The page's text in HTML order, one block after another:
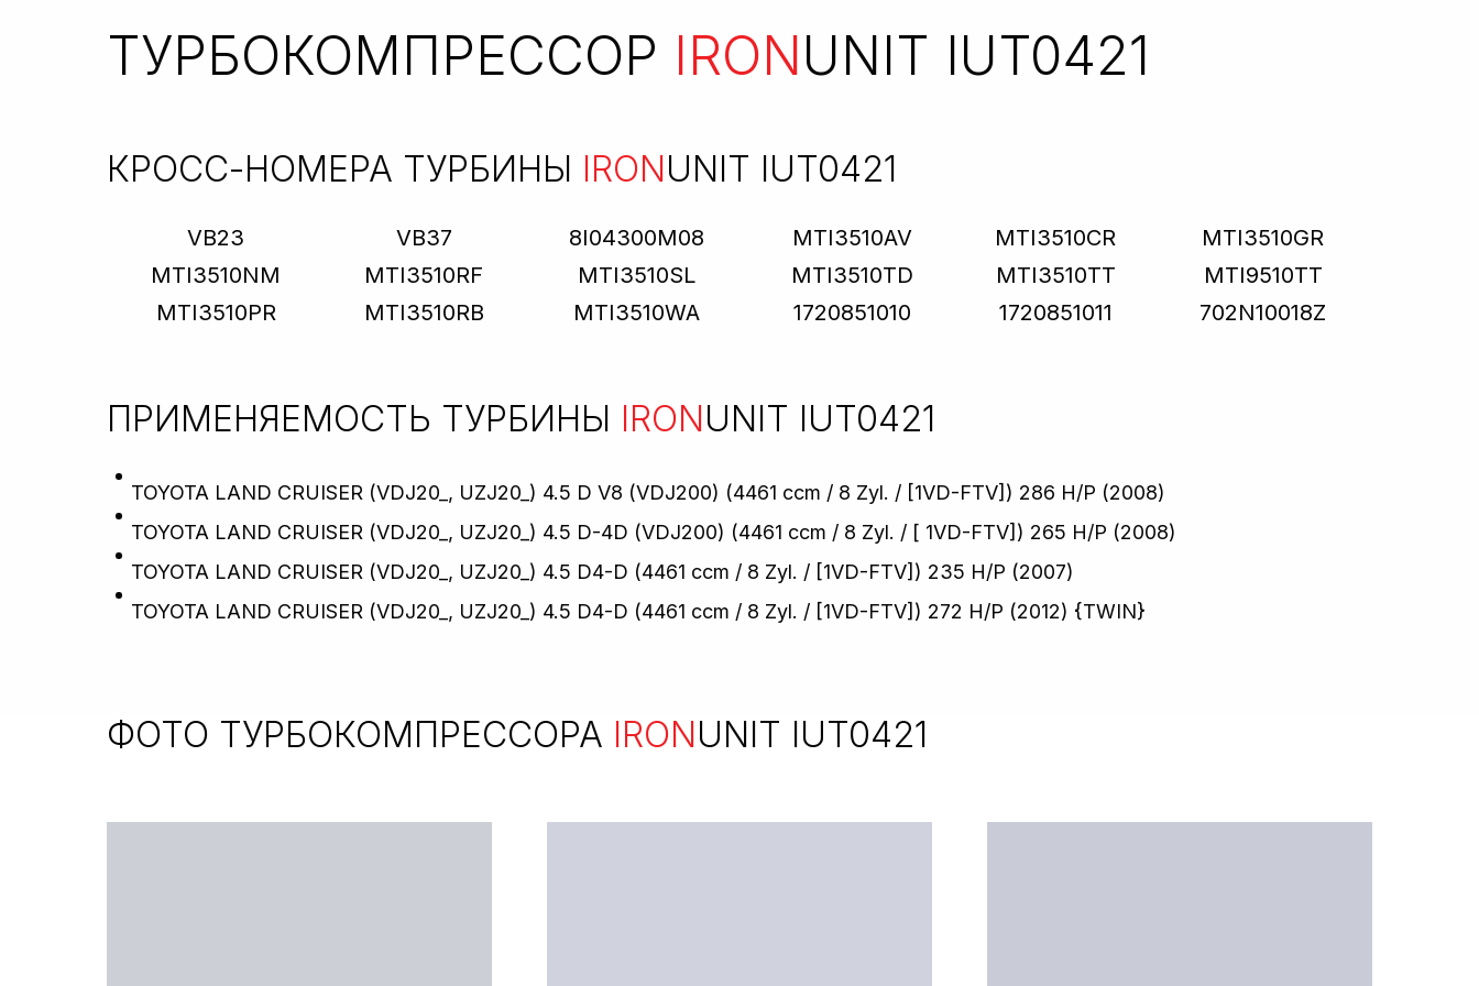
ТУРБОКОМПРЕССОР IRONUNIT IUT0421
КРОСС-НОМЕРА ТУРБИНЫ IRONUNIT IUT0421
VB23 VB37 8I04300M08 MTI3510AV MTI3510CR
MTI3510GR
MTI3510NM
MTI3510RF MTI3510SL MTI3510TD MTI3510TT
MTI9510TT
MTI3510PR
MTI3510RB MTI3510WA 1720851010 1720851011 702N10018Z
ПРИМЕНЯЕМОСТЬ ТУРБИНЫ IRONUNIT IUT0421
TOYOTA LAND CRUISER (VDJ20_, UZJ20_) 4.5 D V8 (VDJ200) (4461 ccm / 8 Zyl. / [1VD-FTV]) 286 H/P (2008)
TOYOTA LAND CRUISER (VDJ20_, UZJ20_) 4.5 D-4D (VDJ200) (4461 ccm / 8 Zyl. / [ 1VD-FTV]) 265 H/P (2008)
TOYOTA LAND CRUISER (VDJ20_, UZJ20_) 4.5 D4-D (4461 ccm / 8 Zyl. / [1VD-FTV]) 235 H/P (2007)
TOYOTA LAND CRUISER (VDJ20_, UZJ20_) 4.5 D4-D (4461 ccm / 8 Zyl. / [1VD-FTV]) 272 H/P (2012) {TWIN}
ФОТО ТУРБОКОМПРЕССОРА IRONUNIT IUT0421